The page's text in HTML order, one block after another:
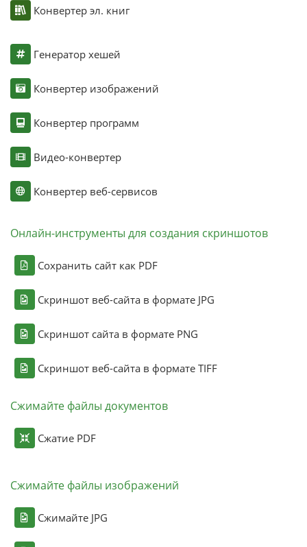
Конвертер эл. книг
Генератор хешей
Конвертер изображений
Конвертер программ
Видео-конвертер
Конвертер веб-сервисов
Онлайн-инструменты для создания скриншотов
Сохранить сайт как PDF
Скриншот веб-сайта в формате JPG
Скриншот сайта в формате PNG
Скриншот веб-сайта в формате TIFF
Сжимайте файлы документов
Сжатие PDF
Сжимайте файлы изображений
Сжимайте JPG